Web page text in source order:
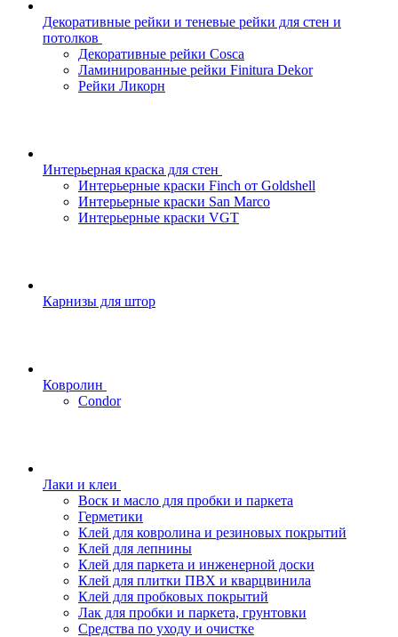
Декоративные рейки и теневые рейки для стен и
потолков
Декоративные рейки Cosca
Ламинированные рейки Finitura Dekor
Рейки Ликорн
Интерьерная краска для стен
Интерьерные краски Finch от Goldshell
Интерьерные краски San Marco
Интерьерные краски VGT
Карнизы для штор
Ковролин
Condor
Лаки и клеи
Воск и масло для пробки и паркета
Герметики
Клей для ковролина и резиновых покрытий
Клей для лепнины
Клей для паркета и инженерной доски
Клей для плитки ПВХ и кварцвинила
Клей для пробковых покрытий
Лак для пробки и паркета, грунтовки
Средства по уходу и очистке